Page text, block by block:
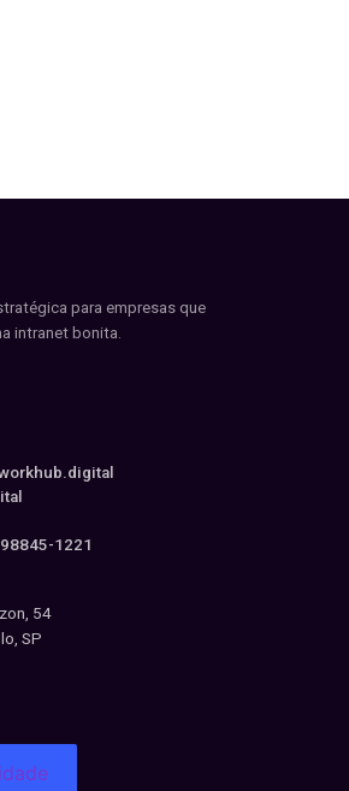
para empresas que
intranet bonita.
1221
54
SP